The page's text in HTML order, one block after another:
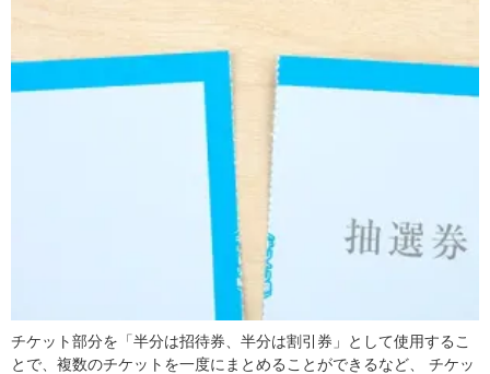
チケット部分を「半分は招待券、半分は割引券」として使用するこ
とで、複数のチケットを一度にまとめることができるなど、 チケッ